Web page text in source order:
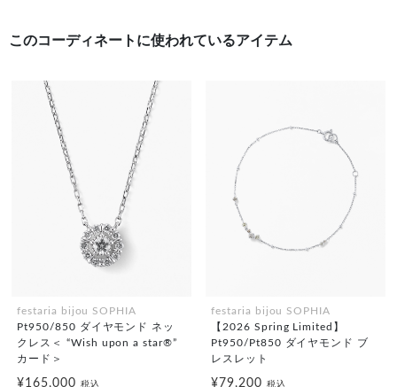
このコーディネートに使われているアイテム
festaria bijou SOPHIA
Pt950/850 ダイヤモンド ネッ
クレス＜ “Wish upon a star®”
カード＞
¥165,000 税込
festaria bijou SOPHIA
【2026 Spring Limited】
Pt950/Pt850 ダイヤモンド ブ
レスレット
¥79,200 税込